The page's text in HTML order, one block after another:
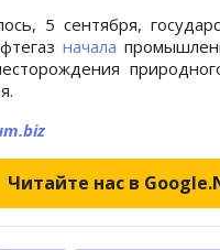
5 сентября,
начала
Читайте нас в